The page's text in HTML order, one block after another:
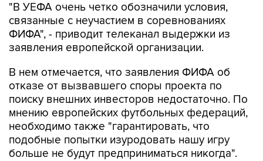
"В УЕФА очень четко обозначили условия,
связанные с неучастием в соревнованиях
ФИФА", - приводит телеканал выдержки из
заявления европейской организации.
В нем отмечается, что заявления ФИФА об
отказе от вызвавшего споры проекта по
поиску внешних инвесторов недостаточно. По
мнению европейских футбольных федераций,
необходимо также "гарантировать, что
подобные попытки изуродовать нашу игру
больше не будут предприниматься никогда".